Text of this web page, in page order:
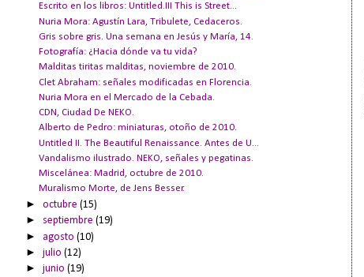
Escrito en los libros: Untitled.III This is Street...
Nuria Mora: Agustín Lara, Tribulete, Cedaceros.
Gris sobre gris. Una semana en Jesús y María, 14.
Fotografía: ¿Hacia dónde va tu vida?
Malditas tiritas malditas, noviembre de 2010.
Clet Abraham: señales modificadas en Florencia.
Nuria Mora en el Mercado de la Cebada.
CDN, Ciudad De NEKO.
Alberto de Pedro: miniaturas, otoño de 2010.
Untitled II. The Beautiful Renaissance. Antes de U...
Vandalismo ilustrado. NEKO, señales y pegatinas.
Miscelánea: Madrid, octubre de 2010.
Muralismo Morte, de Jens Besser.
►octubre(15)
► septiembre(19)
► agosto(10)
►julio(12)
►junio(19)